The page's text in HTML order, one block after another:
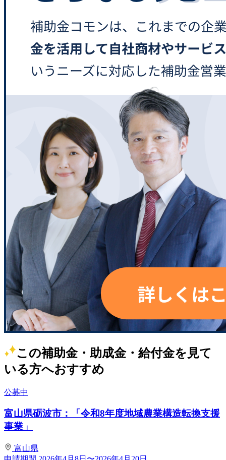
この補助金・助成金・給付金を見て
いる方へおすすめ
公募中
富山県砺波市：「令和8年度地域農業構造転換支援
事業」
富山県